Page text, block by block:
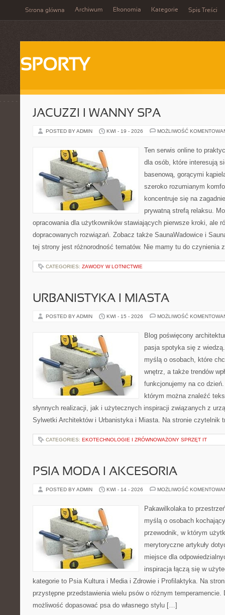
Strona główna Archiwum Ekonomia Kategorie Spis Treści
SPORTY
JACUZZI I WANNY SPA
POSTED BY ADMIN KWI - 19 - 2026 MOŻLIWOŚĆ
Ten serwis online to
dla osób, które interesują
basenową, gorącymi
szeroko rozumianym
koncentruje się na
prywatną strefą relaksu.
opracowania dla użytkowników stawiających pierwsze kroki, ale
dopracowanych rozwiązań. Zobacz także SaunaWadowice i
tej strony jest różnorodność tematów. Nie mamy tu do czynienia
CATEGORIES: ZAWODY W LOTNICTWIE
URBANISTYKA I MIASTA
POSTED BY ADMIN KWI - 15 - 2026 MOŻLIWOŚĆ
Blog poświęcony
pasja spotyka się z
myślą o osobach, które
wnętrz, a także trendów
funkcjonujemy na co
którym można znaleźć
słynnych realizacji, jak i użytecznych inspiracji związanych z
Sylwetki Architektów i Urbanistyka i Miasta. Na stronie czytelnik
CATEGORIES: EKOTECHNOLOGIE I ZRÓWNOWAŻONY SPRZĘT IT
PSIA MODA I AKCESORIA
POSTED BY ADMIN KWI - 14 - 2026 MOŻLIWOŚĆ
Pakawilkolaka to
myślą o osobach
przewodnik, w którym
merytoryczne artykuły
miejsce dla
inspiracja łączą się w
kategorie to Psia Kultura i Media i Zdrowie i Profilaktyka. Na
przystępne przedstawienia wielu psów o różnym
możliwość dopasować psa do własnego stylu […]